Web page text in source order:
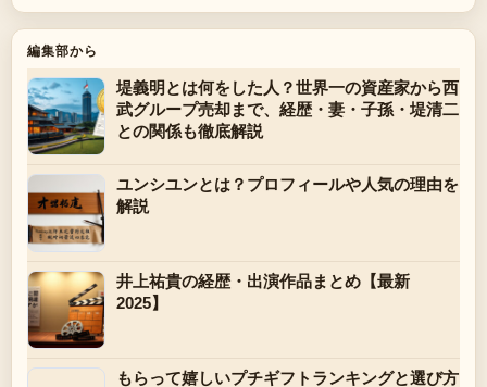
編集部から
堤義明とは何をした人？世界一の資産家から西
武グループ売却まで、経歴・妻・子孫・堤清二
との関係も徹底解説
ユンシユンとは？プロフィールや人気の理由を
解説
井上祐貴の経歴・出演作品まとめ【最新
2025】
もらって嬉しいプチギフトランキングと選び方